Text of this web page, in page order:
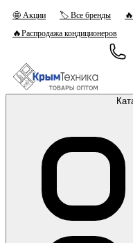
🤩 Акции 🏷 Все бренды 🔥
🔥Распродажа кондиционеров